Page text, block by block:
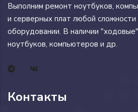
Выполним ремонт ноутбуков,
и серверных плат любой
оборудовании. В наличии
ноутбуков, компьютеров и др.
Контакты